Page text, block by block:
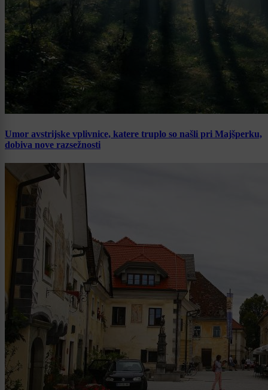
Umor avstrijske vplivnice, katere truplo so našli pri Majšperku,
dobiva nove razsežnosti